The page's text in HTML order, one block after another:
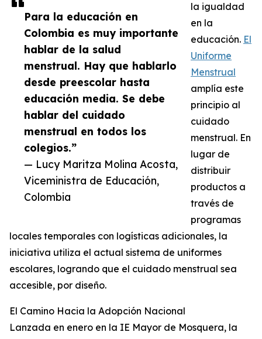
Para la educación en
Colombia es muy importante
hablar de la salud
menstrual. Hay que hablarlo
desde preescolar hasta
educación media. Se debe
hablar del cuidado
menstrual en todos los
colegios.”
— Lucy Maritza Molina Acosta,
Viceministra de Educación,
Colombia
la igualdad
en la
educación. El
Uniforme
Menstrual
amplía este
principio al
cuidado
menstrual. En
lugar de
distribuir
productos a
través de
programas
locales temporales con logísticas adicionales, la
iniciativa utiliza el actual sistema de uniformes
escolares, logrando que el cuidado menstrual sea
accesible, por diseño.
El Camino Hacia la Adopción Nacional
Lanzada en enero en la IE Mayor de Mosquera, la